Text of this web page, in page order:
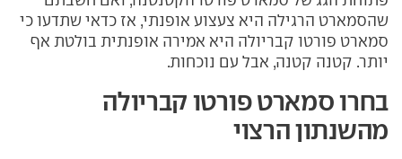
שהסמארט הרגילה היא צעצוע אופנתי, אז כדאי שתדעו כי
סמארט פורטו קבריולה היא אמירה אופנתית בולטת אף
יותר. קטנה קטנה, אבל עם נוכחות.
בחרו סמארט פורטו קבריולה
מהשנתון הרצוי